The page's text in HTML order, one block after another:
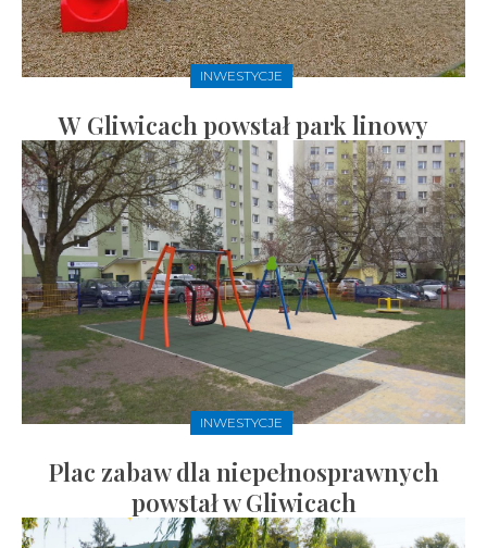
INWESTYCJE
W Gliwicach powstał park linowy
INWESTYCJE
Plac zabaw dla niepełnosprawnych
powstał w Gliwicach